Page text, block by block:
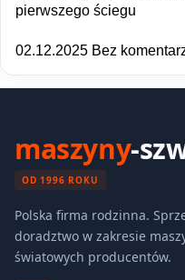
pierwszego ściegu
02.12.2025 Bez
maszyny-
OD 1996 ROKU
Polska firma rodzinna.
doradztwo w zakresie
światowych producentów.